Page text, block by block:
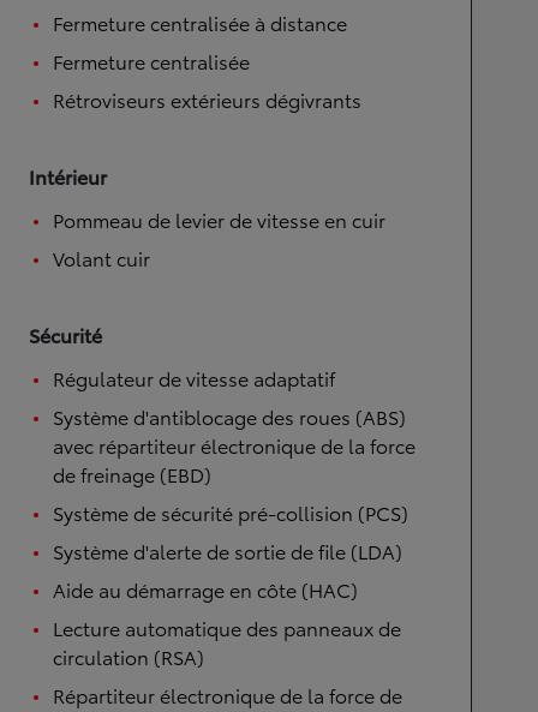
Fermeture centralisée à distance
Fermeture centralisée
Rétroviseurs extérieurs dégivrants
Intérieur
Pommeau de levier de vitesse en cuir
Volant cuir
Sécurité
Régulateur de vitesse adaptatif
Système d'antiblocage des roues (ABS)
avec répartiteur électronique de la force
de freinage (EBD)
Système de sécurité pré-collision (PCS)
Système d'alerte de sortie de file (LDA)
Aide au démarrage en côte (HAC)
Lecture automatique des panneaux de
circulation (RSA)
Répartiteur électronique de la force de